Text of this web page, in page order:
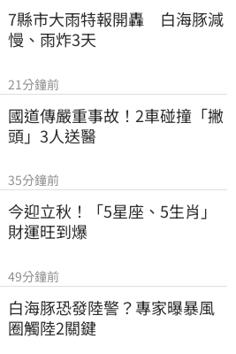
7縣市大雨特報開轟　白海豚減
慢、雨炸3天
21分鐘前
國道傳嚴重事故！2車碰撞「撇
頭」3人送醫
35分鐘前
今迎立秋！「5星座、5生肖」
財運旺到爆
49分鐘前
白海豚恐發陸警？專家曝暴風
圈觸陸2關鍵